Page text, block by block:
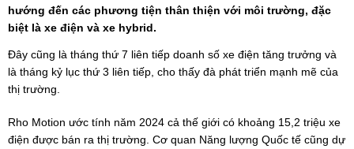
hướng đến các phương tiện thân thiện với môi trường, đặc
biệt là xe điện và xe hybrid.
Đây cũng là tháng thứ 7 liên tiếp doanh số xe điện tăng trưởng và
là tháng kỷ lục thứ 3 liên tiếp, cho thấy đà phát triển mạnh mẽ của
thị trường.
Rho Motion ước tính năm 2024 cả thế giới có khoảng 15,2 triệu xe
điện được bán ra thị trường. Cơ quan Năng lượng Quốc tế cũng dự